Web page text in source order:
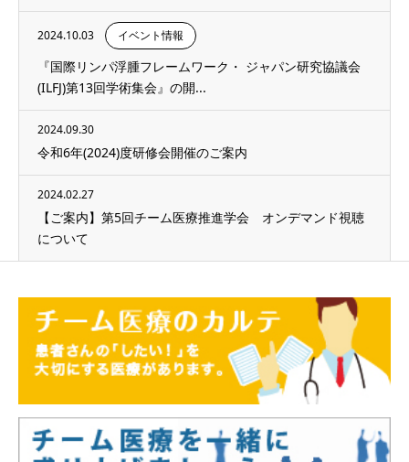
2024.10.03 イベント情報
『国際リンパ浮腫フレームワーク・ ジャパン研究協議会
(ILFJ)第13回学術集会』の開...
2024.09.30
令和6年(2024)度研修会開催のご案内
2024.02.27
【ご案内】第5回チーム医療推進学会 オンデマンド視聴
について